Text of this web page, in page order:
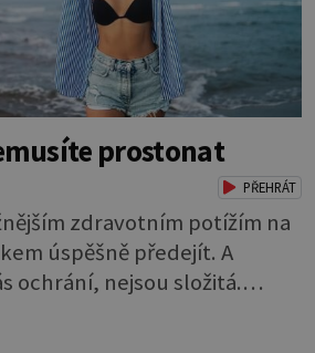
prostonat
PŘEHRÁT
zdravotním potížím na
úspěšně předejít. A
ochrání, nejsou složitá.
většinu cestovatelských
bakterie. Do kuchyně